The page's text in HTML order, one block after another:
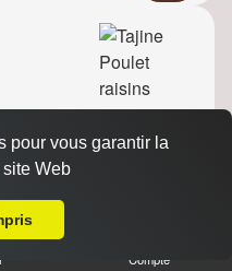
Compte
pour vous garantir la
Web